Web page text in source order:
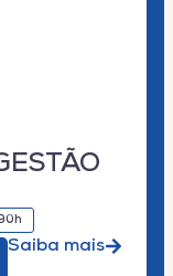
Saiba mais